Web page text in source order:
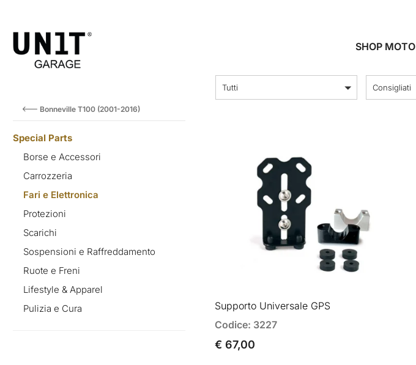
SHOP MOTO
Bonneville T100 (2001-2016)
Special Parts
Borse e Accessori
Carrozzeria
Fari e Elettronica
Protezioni
Scarichi
Sospensioni e Raffreddamento
Ruote e Freni
Lifestyle & Apparel
Pulizia e Cura
Tutti Consigliati
Supporto Universale GPS
Codice: 3227
€ 67,00